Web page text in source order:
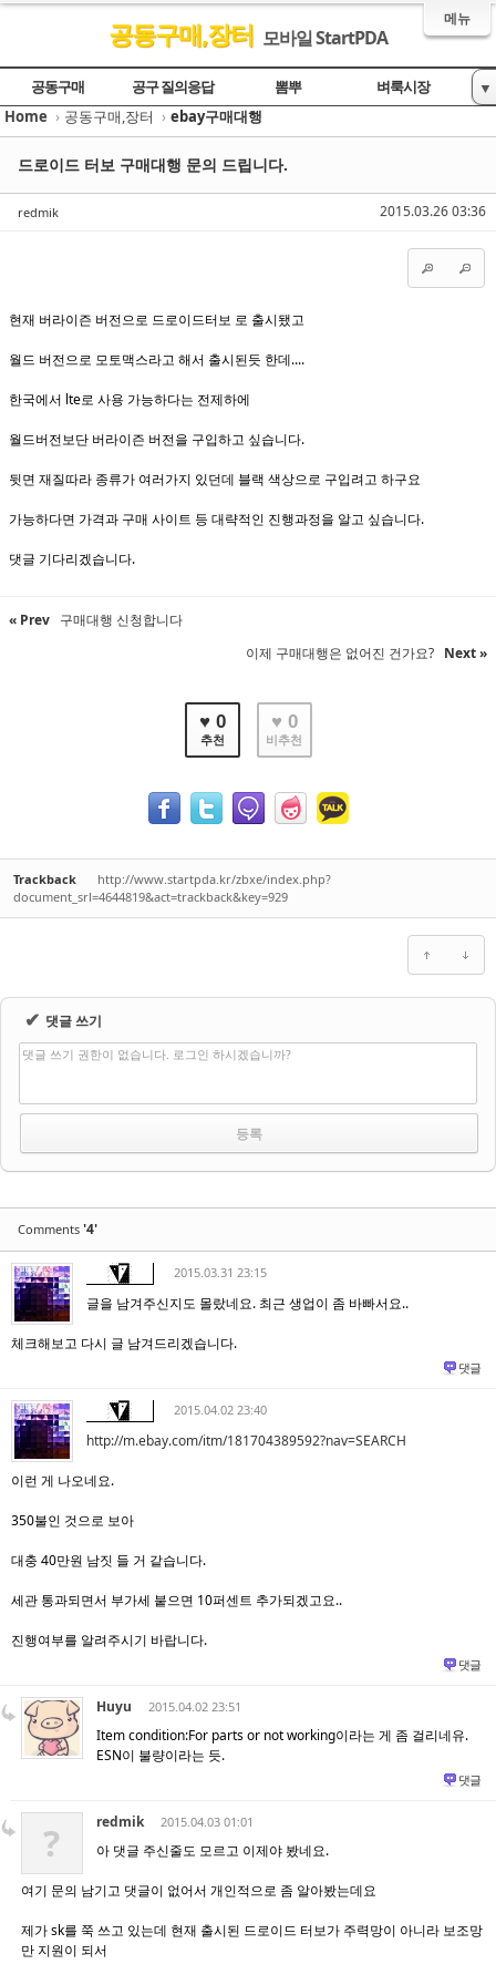
메뉴
공동구매,장터 모바일 StartPDA
공동구매 공구 질의응답 뽐뿌
벼룩시장
ebay구매대행
▼
Home › 공동구매,장터 › ebay구매대행
2015.03.26 03:36
드로이드 터보 구매대행 문의 드립니다.
redmik
현재 버라이즌 버전으로 드로이드터보 로 출시됐고
월드 버전으로 모토맥스라고 해서 출시된듯 한데....
한국에서 lte로 사용 가능하다는 전제하에
월드버전보단 버라이즌 버전을 구입하고 싶습니다.
뒷면 재질따라 종류가 여러가지 있던데 블랙 색상으로 구입려고 하구요
가능하다면 가격과 구매 사이트 등 대략적인 진행과정을 알고 싶습니다.
댓글 기다리겠습니다.
« Prev 구매대행 신청합니다
이제 구매대행은 없어진 건가요? Next »
♥ 0
추천
♥ 0
비추천
Trackback
http://www.startpda.kr/zbxe/index.php?
document_srl=4644819&act=trackback&key=929
✔ 댓글 쓰기
댓글 쓰기 권한이 없습니다. 로그인 하시겠습니까?
Comments '4'
2015.03.31 23:15
글을 남겨주신지도 몰랐네요. 최근 생업이 좀 바빠서요..
체크해보고 다시 글 남겨드리겠습니다.
댓글
2015.04.02 23:40
http://m.ebay.com/itm/181704389592?nav=SEARCH
이런 게 나오네요.
350불인 것으로 보아
대충 40만원 남짓 들 거 같습니다.
세관 통과되면서 부가세 붙으면 10퍼센트 추가되겠고요..
진행여부를 알려주시기 바랍니다.
댓글
Huyu 2015.04.02 23:51
Item condition:For parts or not working이라는 게 좀 걸리네유.
ESN이 불량이라는 듯.
댓글
? redmik 2015.04.03 01:01
아 댓글 주신줄도 모르고 이제야 봤네요.
여기 문의 남기고 댓글이 없어서 개인적으로 좀 알아봤는데요
제가 sk를 쭉 쓰고 있는데 현재 출시된 드로이드 터보가 주력망이 아니라 보조망
만 지원이 되서
Sketchbook5, 스케치북5
Sketchbook5, 스케치북5
Sketchbook5, 스케치북5
Sketchbook5, 스케치북5